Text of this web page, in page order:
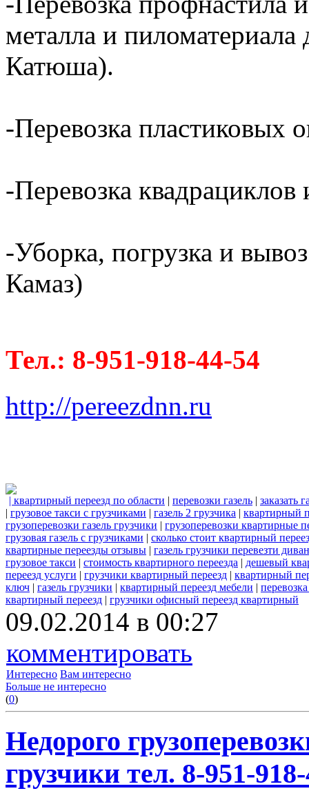
металла и
Катюша).
-Перевозка пластиковых
-Перевозка квадрациклов
-Уборка, погрузка и
Камаз)
Тел.: 8-951-918-44-54
http://pereezdnn.ru
| квартирный переезд по области | перевозки газель | заказать
| грузовое такси с грузчиками | газель 2 грузчика | квартирный
грузоперевозки газель грузчики | грузоперевозки квартирные
грузовая газель с грузчиками | сколько стоит квартирный
квартирные переезды отзывы | газель грузчики перевезти диван
грузовое такси | стоимость квартирного переезда | дешевый
переезд услуги | грузчики квартирный переезд | квартирный
ключ | газель грузчики | квартирный переезд мебели |
квартирный переезд | грузчики офисный переезд квартирный
09.02.2014 в 00:27
комментировать
Интересно Вам интересно
Больше не интересно
(0)
Недорого
грузчики тел. 8-951-